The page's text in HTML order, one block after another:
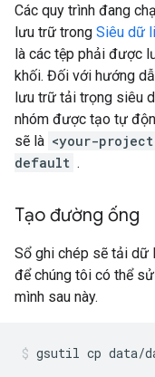
Các quy trình đang
lưu trữ trong Siêu dữ
là các tệp phải được
khối. Đối với hướng
lưu trữ tải trọng siêu
nhóm được tạo tự
sẽ là <your-
default .
Tạo đường ống
Sổ ghi chép sẽ tải dữ
để chúng tôi có thể
mình sau này.
gsutil cp data/